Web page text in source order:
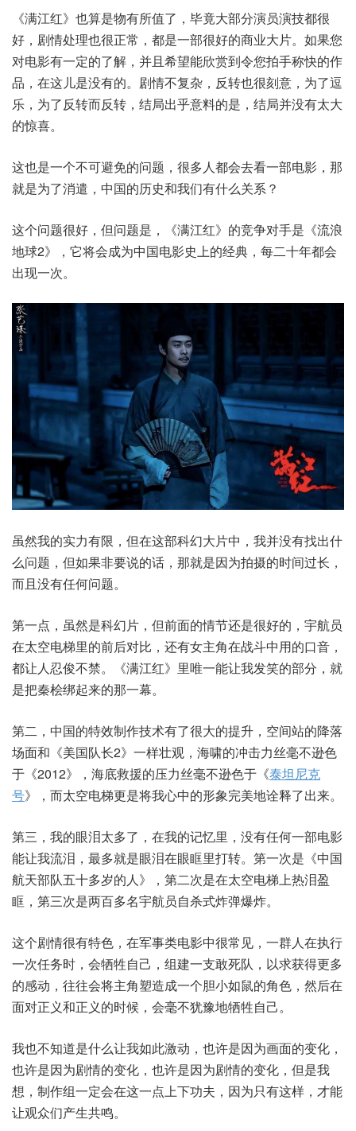
《满江红》也算是物有所值了，毕竟大部分演员演技都很
好，剧情处理也很正常，都是一部很好的商业大片。如果您
对电影有一定的了解，并且希望能欣赏到令您拍手称快的作
品，在这儿是没有的。剧情不复杂，反转也很刻意，为了逗
乐，为了反转而反转，结局出乎意料的是，结局并没有太大
的惊喜。
这也是一个不可避免的问题，很多人都会去看一部电影，那
就是为了消遣，中国的历史和我们有什么关系？
这个问题很好，但问题是，《满江红》的竞争对手是《流浪
地球2》，它将会成为中国电影史上的经典，每二十年都会
出现一次。
虽然我的实力有限，但在这部科幻大片中，我并没有找出什
么问题，但如果非要说的话，那就是因为拍摄的时间过长，
而且没有任何问题。
第一点，虽然是科幻片，但前面的情节还是很好的，宇航员
在太空电梯里的前后对比，还有女主角在战斗中用的口音，
都让人忍俊不禁。《满江红》里唯一能让我发笑的部分，就
是把秦桧绑起来的那一幕。
第二，中国的特效制作技术有了很大的提升，空间站的降落
场面和《美国队长2》一样壮观，海啸的冲击力丝毫不逊色
于《2012》，海底救援的压力丝毫不逊色于《泰坦尼克
号》，而太空电梯更是将我心中的形象完美地诠释了出来。
第三，我的眼泪太多了，在我的记忆里，没有任何一部电影
能让我流泪，最多就是眼泪在眼眶里打转。第一次是《中国
航天部队五十多岁的人》，第二次是在太空电梯上热泪盈
眶，第三次是两百多名宇航员自杀式炸弹爆炸。
这个剧情很有特色，在军事类电影中很常见，一群人在执行
一次任务时，会牺牲自己，组建一支敢死队，以求获得更多
的感动，往往会将主角塑造成一个胆小如鼠的角色，然后在
面对正义和正义的时候，会毫不犹豫地牺牲自己。
我也不知道是什么让我如此激动，也许是因为画面的变化，
也许是因为剧情的变化，也许是因为剧情的变化，但是我
想，制作组一定会在这一点上下功夫，因为只有这样，才能
让观众们产生共鸣。